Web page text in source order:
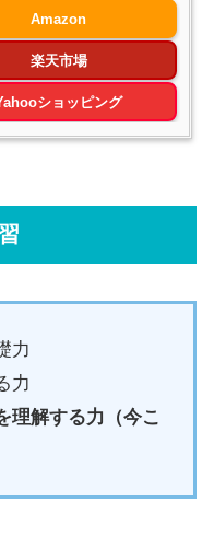
Amazon
楽天市場
ショッピング
力
力
理解する力（今こ